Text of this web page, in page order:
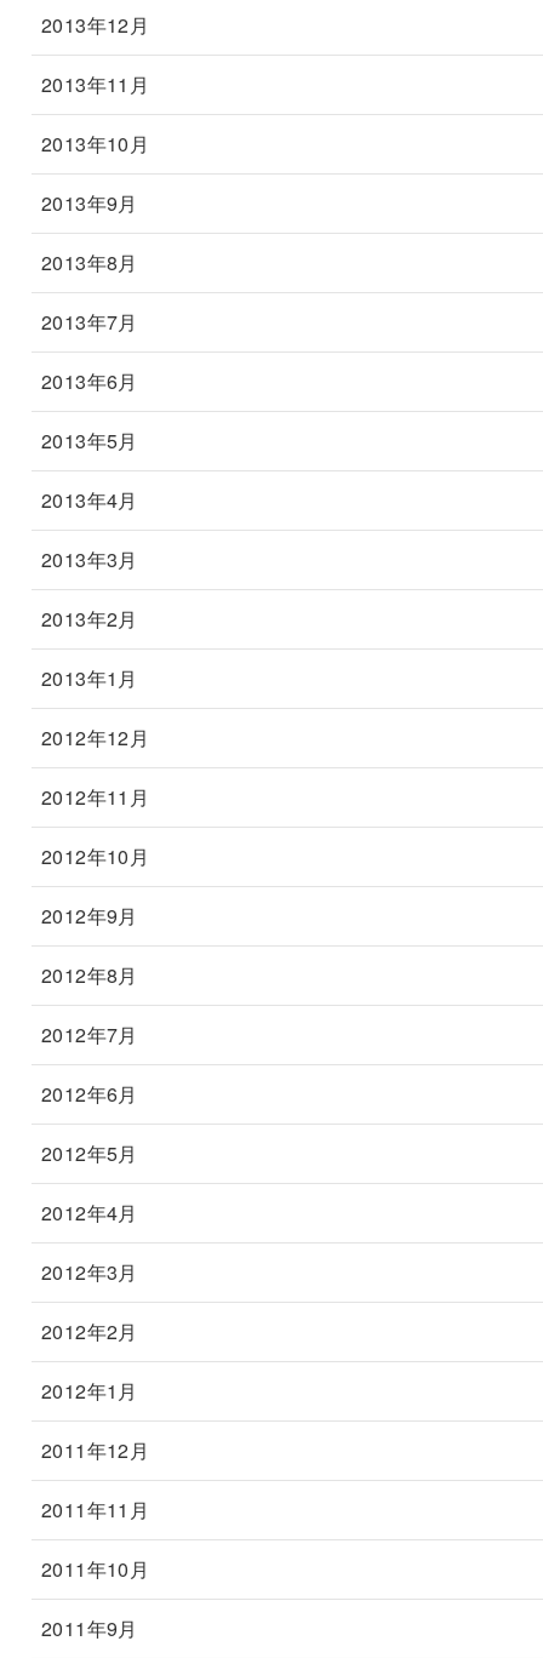
2013年12月
2013年11月
2013年10月
2013年9月
2013年8月
2013年7月
2013年6月
2013年5月
2013年4月
2013年3月
2013年2月
2013年1月
2012年12月
2012年11月
2012年10月
2012年9月
2012年8月
2012年7月
2012年6月
2012年5月
2012年4月
2012年3月
2012年2月
2012年1月
2011年12月
2011年11月
2011年10月
2011年9月